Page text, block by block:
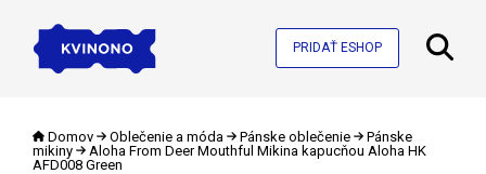
PRIDAŤ ESHOP
Domov Oblečenie a móda Pánske oblečenie
Pánske
mikiny
Aloha From Deer Mouthful Mikina kapucňou Aloha HK
AFD008 Green